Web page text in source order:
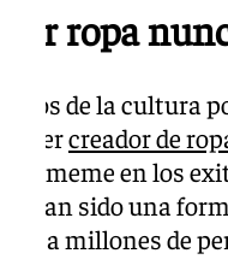
ropa
de la cultura
creador de
del meme en los
han sido una
a millones de